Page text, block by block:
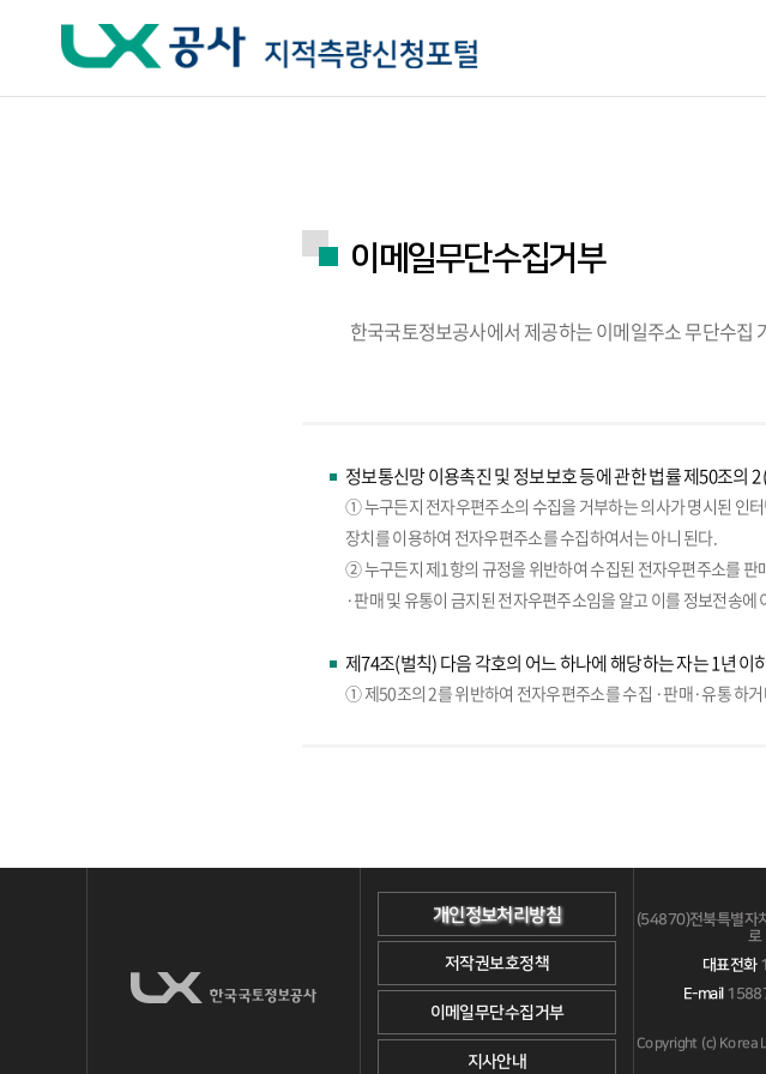
이메일무단수집거부
한국국토정보공사에서 제공하는 이메일주소 무단수집
정보통신망 이용촉진 및 정보보호 등에 관한 법률 제50조의
① 누구든지 전자우편주소의 수집을 거부하는 의사가 명시된 인
장치를 이용하여 전자우편주소를 수집하여서는 아니 된다.
② 누구든지 제1항의 규정을 위반하여 수집된 전자우편주소를
·판매 및 유통이 금지된 전자우편주소임을 알고 이를 정보전송에
제74조(벌칙) 다음 각호의 어느 하나에 해당하는 자는 1년
① 제50조의 2를 위반하여 전자우편주소를 수집 ·판매·유통 하
개인정보처리방침
저작권보호정책
이메일무단수집거부
지사안내
(54870)전북특별자
로
대표전화
E-mail
Copyright (c) Korea